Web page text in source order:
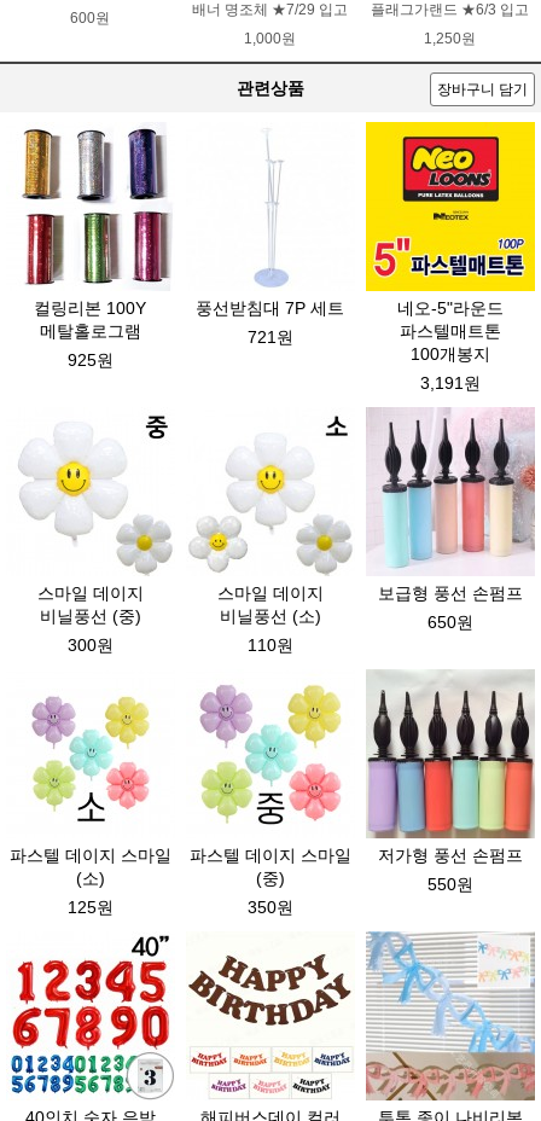
600원
배너 명조체 ★7/29 입고
1,000원
플래그가랜드 ★6/3 입고
1,250원
관련상품 장바구니 담기
컬링리본 100Y
메탈홀로그램
925원
풍선받침대 7P 세트
721원
네오-5"라운드
파스텔매트톤
100개봉지
3,191원
스마일 데이지
비닐풍선 (중)
300원
스마일 데이지
비닐풍선 (소)
110원
보급형 풍선 손펌프
650원
파스텔 데이지 스마일
(소)
125원
파스텔 데이지 스마일
(중)
350원
저가형 풍선 손펌프
550원